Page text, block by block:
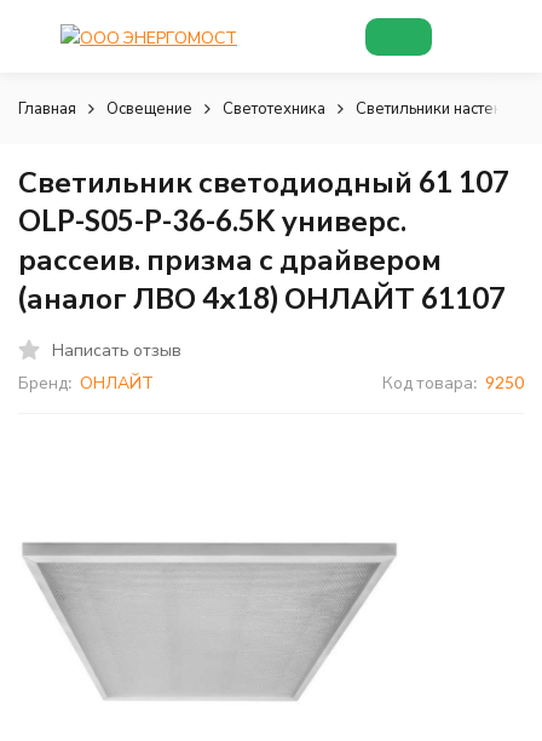
Главная Освещение Светотехника Светильники настенно-
Светильник светодиодный 61 107
OLP-S05-P-36-6.5K универс.
рассеив. призма с драйвером
(аналог ЛВО 4х18) ОНЛАЙТ 61107
Написать отзыв
Бренд: ОНЛАЙТ Код товара: 9250